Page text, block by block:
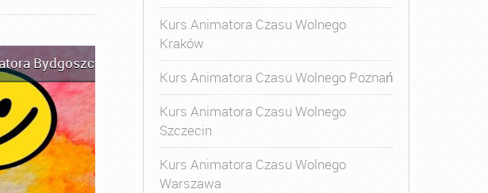
Bydgoszcz Kurs Animatora Czasu Wolnego,Kurs Animatora Czasu
Kurs Animatora Czasu Wolnego
Kraków
Kurs Animatora Czasu Wolnego Poznań
Kurs Animatora Czasu Wolnego
Szczecin
Kurs Animatora Czasu Wolnego
Warszawa